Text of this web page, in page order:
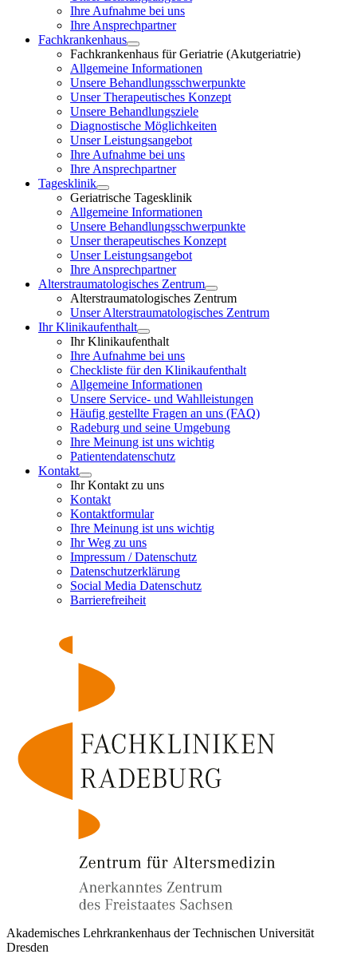
Ihre Aufnahme bei uns
Ihre Ansprechpartner
Fachkrankenhaus
Fachkrankenhaus für Geriatrie (Akutgeriatrie)
Allgemeine Informationen
Unsere Behandlungsschwerpunkte
Unser Therapeutisches Konzept
Unsere Behandlungsziele
Diagnostische Möglichkeiten
Unser Leistungsangebot
Ihre Aufnahme bei uns
Ihre Ansprechpartner
Tagesklinik
Geriatrische Tagesklinik
Allgemeine Informationen
Unsere Behandlungsschwerpunkte
Unser therapeutisches Konzept
Unser Leistungsangebot
Ihre Ansprechpartner
Alterstraumatologisches Zentrum
Alterstraumatologisches Zentrum
Unser Alterstraumatologisches Zentrum
Ihr Klinikaufenthalt
Ihr Klinikaufenthalt
Ihre Aufnahme bei uns
Checkliste für den Klinikaufenthalt
Allgemeine Informationen
Unsere Service- und Wahlleistungen
Häufig gestellte Fragen an uns (FAQ)
Radeburg und seine Umgebung
Ihre Meinung ist uns wichtig
Patientendatenschutz
Kontakt
Ihr Kontakt zu uns
Kontakt
Kontaktformular
Ihre Meinung ist uns wichtig
Ihr Weg zu uns
Impressum / Datenschutz
Datenschutzerklärung
Social Media Datenschutz
Barrierefreiheit
Akademisches Lehrkrankenhaus der Technischen Universität
Dresden